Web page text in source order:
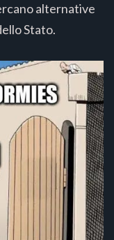
alternative
Stato.